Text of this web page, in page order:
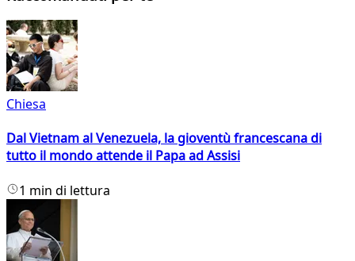
Chiesa
Dal Vietnam al Venezuela, la gioventù francescana di
tutto il mondo attende il Papa ad Assisi
1 min di lettura